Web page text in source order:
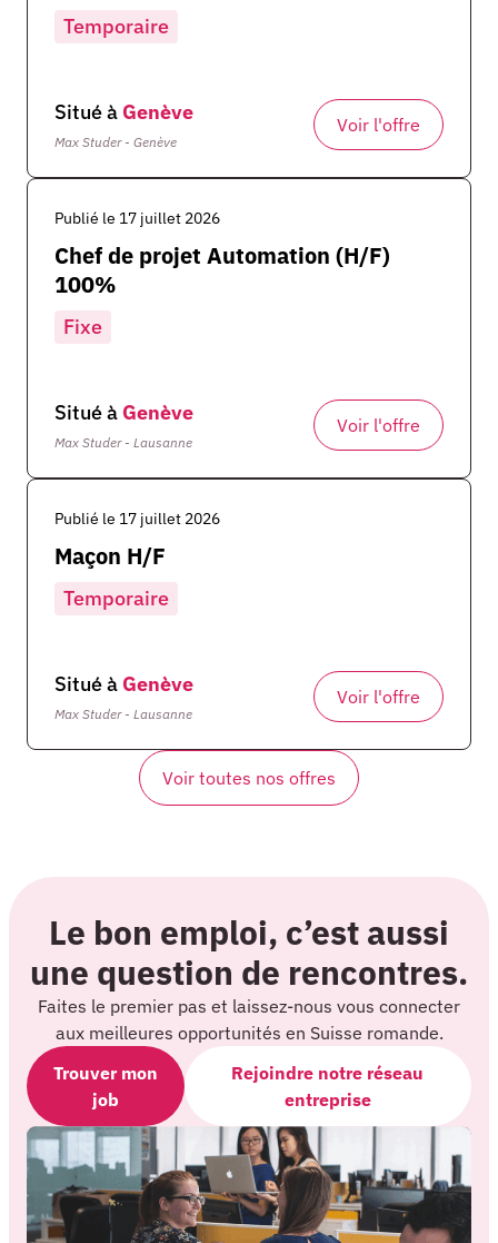
Temporaire
Situé à Genève
Max Studer - Genève
Voir l'offre
Publié le 17 juillet 2026
Chef de projet Automation (H/F)
100%
Fixe
Situé à Genève
Max Studer - Lausanne
Voir l'offre
Publié le 17 juillet 2026
Maçon H/F
Temporaire
Situé à Genève
Max Studer - Lausanne
Voir l'offre
Voir toutes nos offres
Le bon emploi, c’est aussi
une question de rencontres.
Faites le premier pas et laissez-nous vous connecter
aux meilleures opportunités en Suisse romande.
Trouver mon
job
Rejoindre notre réseau
entreprise